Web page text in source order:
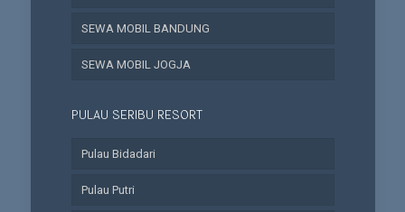
SEWA MOBIL BANDUNG
SEWA MOBIL JOGJA
PULAU SERIBU RESORT
Pulau Bidadari
Pulau Putri